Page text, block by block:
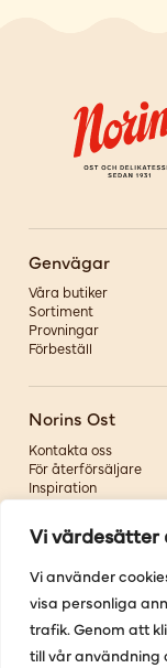
Vi värdesätter
Vi använder
visa personliga
trafik. Genom att
till vår användning
Genvägar
Våra butiker
Sortiment
Provningar
Förbeställ
Norins Ost
Kontakta oss
För återförsäljare
Inspiration
Om oss
Följ oss
Facebook
Instagram
Youtube